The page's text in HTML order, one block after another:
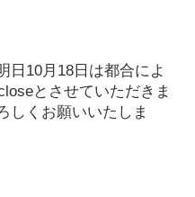
日10月18日は都合によ
とさせていただきま
しくお願いいたしま